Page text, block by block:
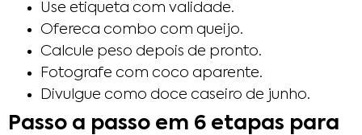
Use etiqueta com validade.
Ofereca combo com queijo.
Calcule peso depois de pronto.
Fotografe com coco aparente.
Divulgue como doce caseiro de junho.
Passo a passo em 6 etapas para